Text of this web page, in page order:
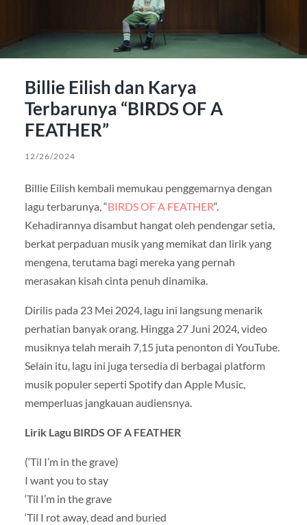
Billie Eilish dan Karya
Terbarunya “BIRDS OF A
FEATHER”
12/26/2024
Billie Eilish kembali memukau penggemarnya dengan
lagu terbarunya, “BIRDS OF A FEATHER“.
Kehadirannya disambut hangat oleh pendengar setia,
berkat perpaduan musik yang memikat dan lirik yang
mengena, terutama bagi mereka yang pernah
merasakan kisah cinta penuh dinamika.
Dirilis pada 23 Mei 2024, lagu ini langsung menarik
perhatian banyak orang. Hingga 27 Juni 2024, video
musiknya telah meraih 7,15 juta penonton di YouTube.
Selain itu, lagu ini juga tersedia di berbagai platform
musik populer seperti Spotify dan Apple Music,
memperluas jangkauan audiensnya.
Lirik Lagu BIRDS OF A FEATHER
(‘Til I’m in the grave)
I want you to stay
‘Til I’m in the grave
‘Til I rot away, dead and buried